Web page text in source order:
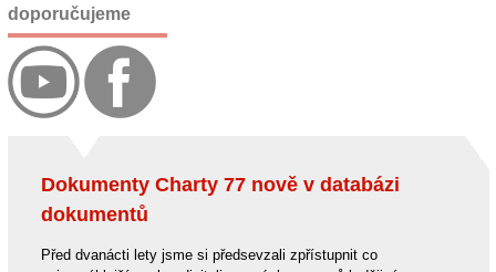
Dokumenty Charty 77 nově v databázi
dokumentů
Před dvanácti lety jsme si předsevzali zpřístupnit co
doporučujeme